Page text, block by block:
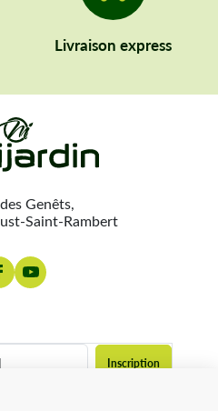
Livraison express
Genêts,
Saint-Rambert